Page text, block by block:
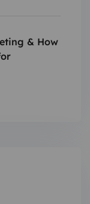
& How